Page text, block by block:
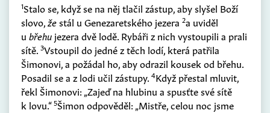
1Stalo se, když se na něj tlačil zástup, aby slyšel Boží
slovo,žestál u Genezaretského jezera 2a uviděl
u břehu jezera dvě lodě. Rybáři z nich vystoupili a prali
sítě. 3Vstoupil do jedné z těch lodí, která patřila
Šimonovi, a požádal ho, aby odrazil kousek od břehu.
Posadil se a z lodi učil zástupy. 4Když přestal mluvit,
řekl Šimonovi: „Zajeď na hlubinu a spusťte své sítě
k lovu.“ 5Šimon odpověděl: „Mistře, celou noc jsme